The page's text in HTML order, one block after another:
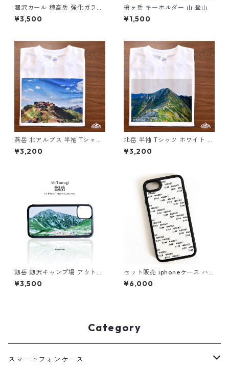
涸沢カール 穂高岳 強化ガラス
iphone スマホケース スマホ
カバー登山 山 アウトドア 北ア
¥3,500
槍ヶ岳 キーホルダー 山 登山
¥1,500
燕岳 北アルプス 半袖 Tシャツ
ホワイト ドライ 吸水速乾 山
登山 山Tシャツ 山のイラスト
¥3,200
北岳 半袖 Tシャツ ホワイト ド
ライ 吸水速乾 山 登山 アウト
ドア 山Tシャツ 山のイラスト
¥3,200
剱岳 剱沢キャンプ場 アウトド
ア 登山 山 iphone スマホケー
ス スマホカバー
¥3,500
セット販売 iphoneケース ハ
ンドメイド 材料 DIY 10個
¥6,000
Category
スマートフォンケース